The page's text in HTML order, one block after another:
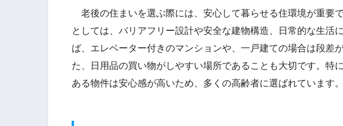
老後の住まいを選ぶ際には、安心して暮らせる住環境が重要
としては、バリアフリー設計や安全な建物構造、日常的な生活
ば、エレベーター付きのマンションや、一戸建ての場合は段差
た、日用品の買い物がしやすい場所であることも大切です。特
ある物件は安心感が高いため、多くの高齢者に選ばれています。